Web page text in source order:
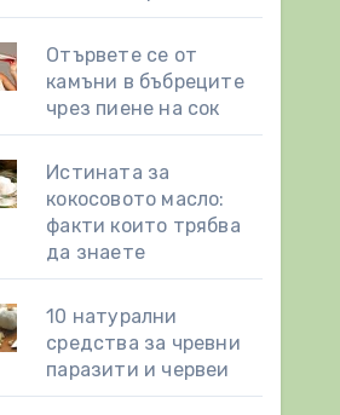
Отървете се от
камъни в бъбреците
чрез пиене на сок
Истината за
кокосовото масло:
факти които трябва
да знаете
10 натурални
средства за чревни
паразити и червеи